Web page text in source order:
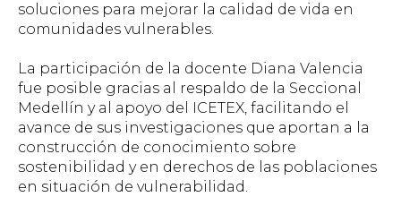
soluciones para mejorar la calidad de vida en
comunidades vulnerables.
La participación de la docente Diana Valencia
fue posible gracias al respaldo de la Seccional
Medellín y al apoyo del ICETEX, facilitando el
avance de sus investigaciones que aportan a la
construcción de conocimiento sobre
sostenibilidad y en derechos de las poblaciones
en situación de vulnerabilidad.